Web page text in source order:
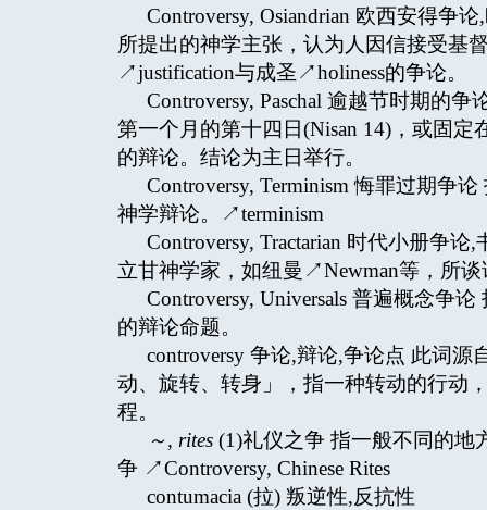
Controversy, Osiandrian 欧西安得争
所提出的神学主张，认为人因信接受基
↗justification与成圣↗holiness的争论。
Controversy, Paschal 逾越节时期的
第一个月的第十四日(Nisan 14)，或固
的辩论。结论为主日举行。
Controversy, Terminism 悔罪过期争
神学辩论。↗terminism
Controversy, Tractarian 时代小册争
立甘神学家，如纽曼↗Newman等，所
Controversy, Universals 普遍概念争
的辩论命题。
controversy 争论,辩论,争论点 此词源
动、旋转、转身」，指一种转动的行动
程。
～, rites (1)礼仪之争 指一般不同的地
争 ↗Controversy, Chinese Rites
contumacia (拉) 叛逆性,反抗性